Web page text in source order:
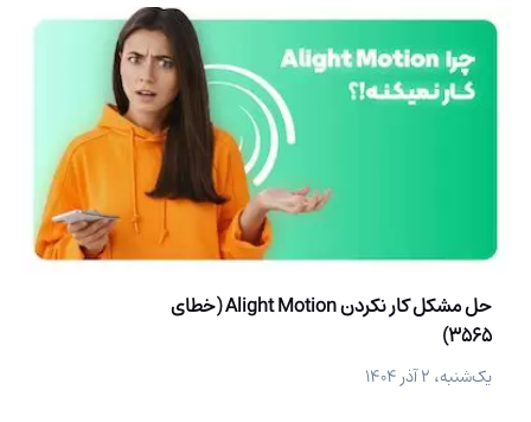
حل مشکل کار نکردن Alight Motion (خطای
3565)
یک‌شنبه، ۲ آذر ۱۴۰۴